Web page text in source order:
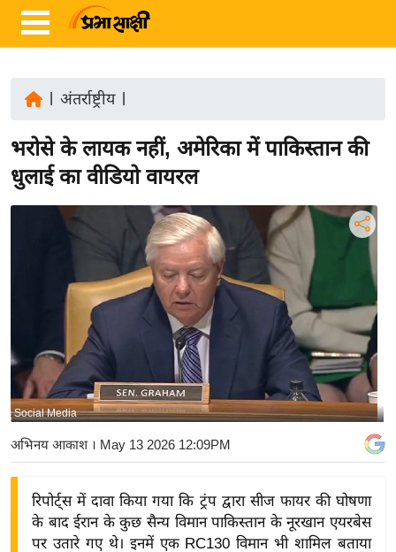
ज़ा
ख
ब
र्रा
ष्ट्री
य
बि
ज़
अंतर्राष्ट्रीय|
भरोसे के लायक नहीं, अमेरिका में पाकिस्तान की
धुलाई का वीडियो वायरल
Social Media
अभिनय आकाश। May 13 2026 12:09PM
रिपोर्ट्स में दावा किया गया कि ट्रंप द्वारा सीज फायर की घोषणा
के बाद ईरान के कुछ सैन्य विमान पाकिस्तान के नूरखान एयरबेस
पर उतारे गए थे। इनमें एक RC130 विमान भी शामिल बताया